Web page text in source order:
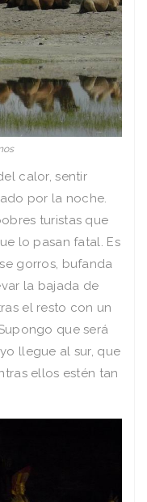
calor, sentir
por la noche.
turistas que
lo pasan fatal. Es
gorros, bufanda
la bajada de
el resto con un
que será
llegue al sur, que
ellos estén tan